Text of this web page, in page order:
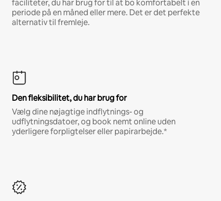
faciliteter, du har brug for til at bo komfortabelt i en
periode på en måned eller mere. Det er det perfekte
alternativ til fremleje.
Den fleksibilitet, du har brug for
Vælg dine nøjagtige indflytnings- og
udflytningsdatoer, og book nemt online uden
yderligere forpligtelser eller papirarbejde.*